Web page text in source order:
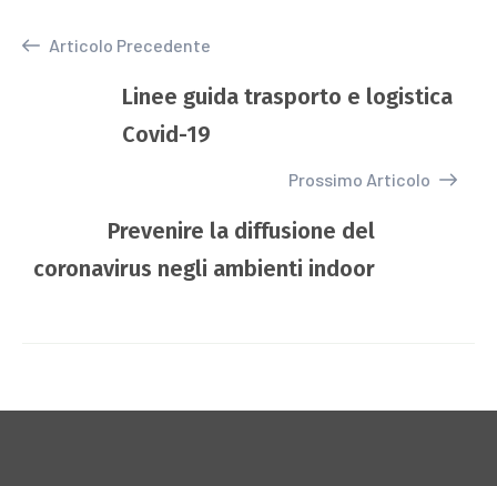
Articolo Precedente
Linee guida trasporto e logistica
Covid-19
Prossimo Articolo
Prevenire la diffusione del
coronavirus negli ambienti indoor